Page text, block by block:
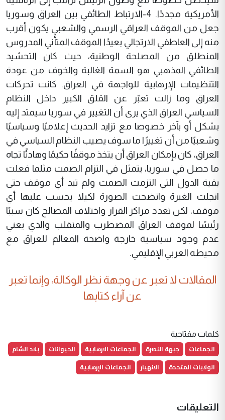
الأمريكية مجددًا. 4-الارتباط الطائفي بين العراق وسوريا
جعل من الموقف العراقي الرسمي والشعبي يكون أقرب
منه إلى العاطفي الارتجالي بعيدًا الموقف المتأني المدروس
المنطلق من المصلحة الوطنية، حيث كان التحشيد
الطائفي المذهبي هو السمة الغالبة والخوف من عودة
التنظيمات الإرهابية للواجهة في العراق. كانت تحركات
العراق وما زالت تعبّر عن القلق الكبير داخل النظام
السياسي العراق الذي يرى أن التغيير في سوريا سيمتد إليه
بشكل أو بآخر خصوصا مع تزايد الحديث إعلاميًا وسياسيًا
وشعبيًا من أن تغييرًا ما سوف يصيب النظام السياسي في
العراق، كان بإمكان العراق أن يتخذ موقفًا حكيمًا وهادئًا تجاه
ما حصل في سوريا، يتمثل في التزام الصمت مثلما فعلت
بقية الدول التي التزمت الصمت ولم تبد أي موقف حتى
انجلت الغبرة واتضحت الصورة لكيلا يحسب عليها أي
موقف، لكن تعدد مراكز القرار واختلاف المصالح كان سببًا
رئيسًا لموقف العراق المضطرب والمتقلب والذي يعني
عدم وجود سياسية خارجة واضحة المعالم للعراق مع
محيطه العربي الإقليمي.
المقالات لا تعبر عن وجهة نظر الوكالة، وإنما تعبر
عن آراء كتابها
كلمات مفتاحية
الجماعات جبهة النصرة الجماعات الارهابية الحيوانات
بلاد الشام
الولايات المتحدة
الانهيار الجماعات الإرهابية
التعليقات